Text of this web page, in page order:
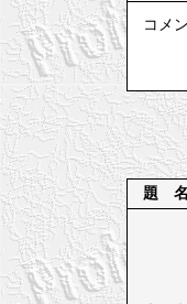
コメ
題 名